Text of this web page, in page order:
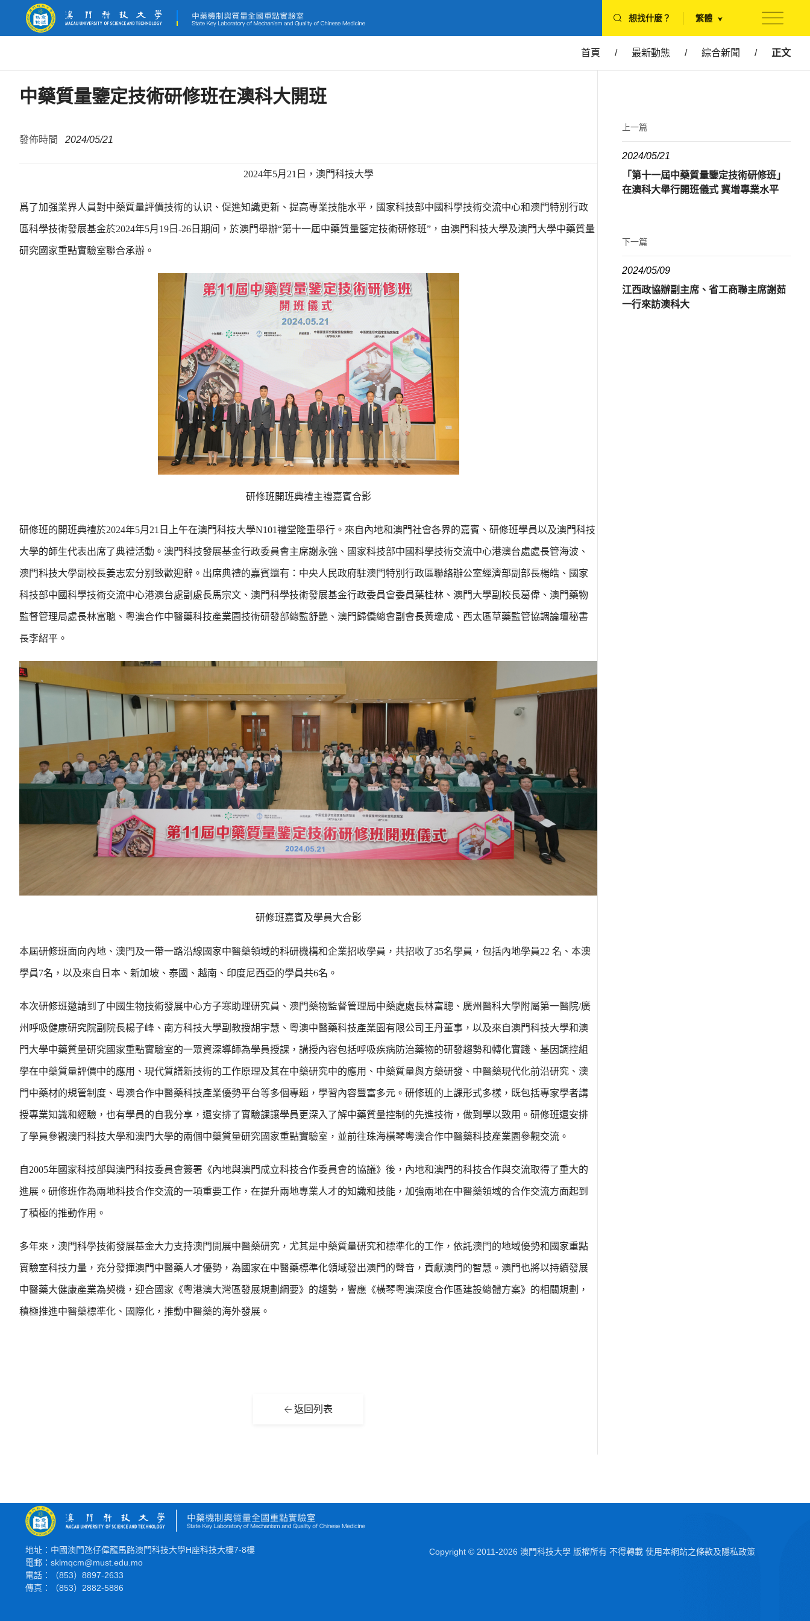
想找什麼？ 繁體
首頁 / 最新動態 / 綜合新聞 / 正文
中藥質量鑒定技術研修班在澳科大開班
發佈時間 2024/05/21
2024年5月21日，澳門科技大學
爲了加强業界人員對中藥質量評價技術的认识、促進知識更新、提高專業技能水平，國家科技部中國科學技術交流中心和澳門特別行政
區科學技術發展基金於2024年5月19日-26日期间，於澳門舉辦“第十一屆中藥質量鑒定技術研修班”，由澳門科技大學及澳門大學中藥質量
研究國家重點實驗室聯合承辦。
研修班開班典禮主禮嘉賓合影
研修班的開班典禮於2024年5月21日上午在澳門科技大學N101禮堂隆重舉行。來自內地和澳門社會各界的嘉賓、研修班學員以及澳門科技
大學的師生代表出席了典禮活動。澳門科技發展基金行政委員會主席謝永強、國家科技部中國科學技術交流中心港澳台處處長管海波、
澳門科技大學副校長姜志宏分别致歡迎辭。出席典禮的嘉賓還有：中央人民政府駐澳門特別行政區聯絡辦公室經濟部副部長楊皓、國家
科技部中國科學技術交流中心港澳台處副處長馬宗文、澳門科學技術發展基金行政委員會委員葉桂林、澳門大學副校長葛偉、澳門藥物
監督管理局處長林富聰、粵澳合作中醫藥科技產業園技術研發部總監舒艷、澳門歸僑總會副會長黃瓊成、西太區草藥監管協調論壇秘書
長李紹平。
研修班嘉賓及學員大合影
本屆研修班面向內地、澳門及一帶一路沿線國家中醫藥領域的科研機構和企業招收學員，共招收了35名學員，包括內地學員22 名、本澳
學員7名，以及來自日本、新加坡、泰國、越南、印度尼西亞的學員共6名。
本次研修班邀請到了中國生物技術發展中心方子寒助理研究員、澳門藥物監督管理局中藥處處長林富聰、廣州醫科大學附屬第一醫院/廣
州呼吸健康研究院副院長楊子峰、南方科技大學副教授胡宇慧、粵澳中醫藥科技產業園有限公司王丹董事，以及來自澳門科技大學和澳
門大學中藥質量研究國家重點實驗室的一眾資深導師為學員授課，講授內容包括呼吸疾病防治藥物的研發趨勢和轉化實踐、基因調控組
學在中藥質量評價中的應用、現代質譜新技術的工作原理及其在中藥研究中的應用、中藥質量與方藥研發、中醫藥現代化前沿研究、澳
門中藥材的規管制度、粵澳合作中醫藥科技產業優勢平台等多個專題，學習內容豐富多元。研修班的上課形式多樣，既包括專家學者講
授專業知識和經驗，也有學員的自我分享，還安排了實驗課讓學員更深入了解中藥質量控制的先進技術，做到學以致用。研修班還安排
了學員參觀澳門科技大學和澳門大學的兩個中藥質量研究國家重點實驗室，並前往珠海橫琴粵澳合作中醫藥科技產業園參觀交流。
自2005年國家科技部與澳門科技委員會簽署《內地與澳門成立科技合作委員會的協議》後，內地和澳門的科技合作與交流取得了重大的
進展。研修班作為兩地科技合作交流的一項重要工作，在提升兩地專業人才的知識和技能，加強兩地在中醫藥領域的合作交流方面起到
了積極的推動作用。
多年來，澳門科學技術發展基金大力支持澳門開展中醫藥研究，尤其是中藥質量研究和標準化的工作，依託澳門的地域優勢和國家重點
實驗室科技力量，充分發揮澳門中醫藥人才優勢，為國家在中醫藥標準化領域發出澳門的聲音，貢獻澳門的智慧。澳門也將以持續發展
中醫藥大健康產業為契機，迎合國家《粵港澳大灣區發展規劃綱要》的趨勢，響應《橫琴粵澳深度合作區建設總體方案》的相關規劃，
積極推進中醫藥標準化、國際化，推動中醫藥的海外發展。
返回列表
上一篇
2024/05/21
「第十一屆中藥質量鑒定技術研修班」
在澳科大舉行開班儀式 冀增專業水平
下一篇
2024/05/09
江西政協辦副主席、省工商聯主席謝茹
一行來訪澳科大
地址：中國澳門氹仔偉龍馬路澳門科技大學H座科技大樓7-8樓
電郵：sklmqcm@must.edu.mo
電話：（853）8897-2633
傳真：（853）2882-5886
Copyright © 2011-2026 澳門科技大學 版權所有 不得轉載 使用本網站之條款及隱私政策